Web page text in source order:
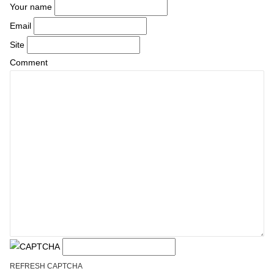
Your name
Email
Site
Comment
REFRESH CAPTCHA